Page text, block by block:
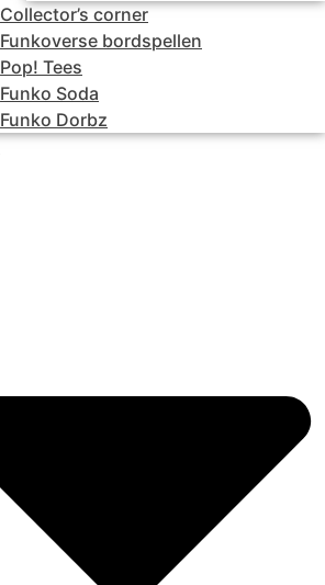
Collector’s corner
Funkoverse bordspellen
Pop! Tees
Funko Soda
Funko Dorbz